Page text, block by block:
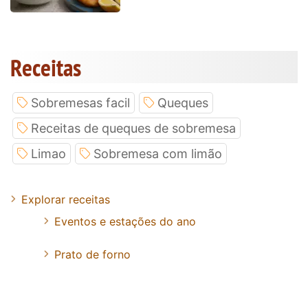
Receitas
Sobremesas facil
Queques
Receitas de queques de sobremesa
Limao
Sobremesa com limão
Explorar receitas
Eventos e estações do ano
Prato de forno